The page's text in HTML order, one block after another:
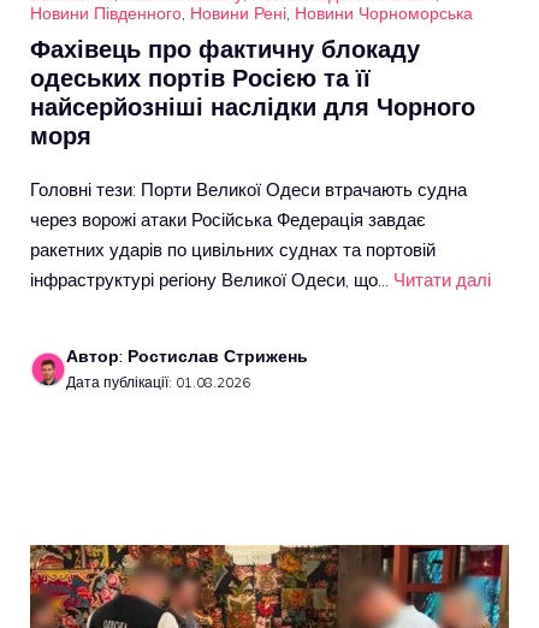
Новини Південного, Новини Рені, Новини Чорноморська
Фахівець про фактичну блокаду
одеських портів Росією та її
найсерйозніші наслідки для Чорного
моря
Головні тези: Порти Великої Одеси втрачають судна
через ворожі атаки Російська Федерація завдає
ракетних ударів по цивільних суднах та портовій
інфраструктурі регіону Великої Одеси, що… Читати далі
Автор: Ростислав Стрижень
Дата публікації: 01.08.2026